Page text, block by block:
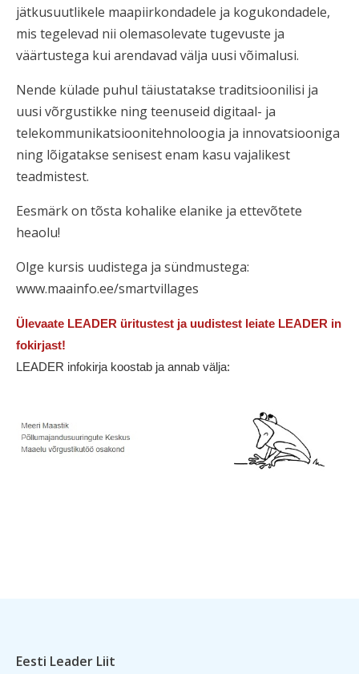
jätkusuutlikele maapiirkondadele ja kogukondadele,
mis tegelevad nii olemasolevate tugevuste ja
väärtustega kui arendavad välja uusi võimalusi.
Nende külade puhul täiustatakse traditsioonilisi ja
uusi võrgustikke ning teenuseid digitaal- ja
telekommunikatsioonitehnoloogia ja innovatsiooniga
ning lõigatakse senisest enam kasu vajalikest
teadmistest.
Eesmärk on tõsta kohalike elanike ja ettevõtete
heaolu!
Olge kursis uudistega ja sündmustega:
www.maainfo.ee/smartvillages
Ülevaate LEADER üritustest ja uudistest leiate LEADER in
fokirjast!
LEADER infokirja koostab ja annab välja:
Eesti Leader Liit